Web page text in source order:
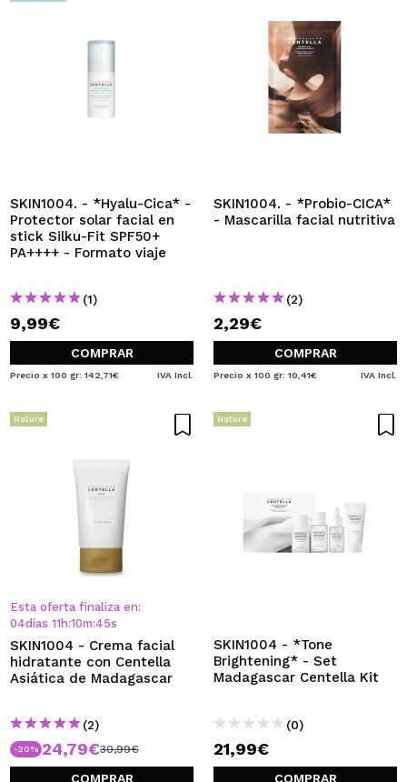
SKIN1004. - *Hyalu-Cica* -
Protector solar facial en
stick Silku-Fit SPF50+
PA++++ - Formato viaje
(1)
9,99€
COMPRAR
Precio x 100 gr: 142,71€ IVA Incl.
SKIN1004. - *Probio-CICA*
- Mascarilla facial nutritiva
(2)
2,29€
COMPRAR
Precio x 100 gr: 10,41€ IVA Incl.
Nature
Esta oferta finaliza en:
04días 11 h:10m:45s
SKIN1004 - Crema facial
hidratante con Centella
Asiática de Madagascar
(2)
-20% 24,79€30,99€
COMPRAR
Nature
SKIN1004 - *Tone
Brightening* - Set
Madagascar Centella Kit
(0)
21,99€
COMPRAR